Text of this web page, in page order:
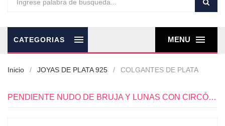
MENU
CATEGORIAS
Inicio JOYAS DE PLATA 925 COLGANTES DE PLATA
PENDIENTE NUDO DE BRUJA Y LUNAS CON CIRCÓN COLOR TORNASOL 15X15MM PLATA 925 - PP1140